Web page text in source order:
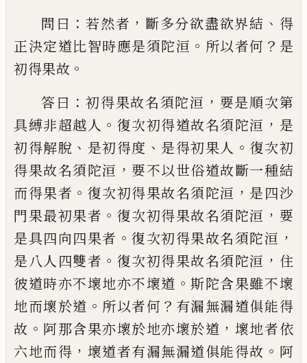
問 曰 ：若然者 ， 斷多分欲盡欲界結 、 得
正決定道比智時應是須陀洹 。 所以者何 ？ 是
初得果故 。
答曰 ：初得果故名須陀洹 ， 要是順次第
具縛非超越人 。 復次初得道故名須陀洹 ， 是
初得解脫 、 是初得度 、 是得初果人 。 復次初
得果故名須陀洹 ，要不以世俗道故斷一種結
而得果者 。 復次初得果故名須陀洹 ， 是四沙
門果最初果者 。 復次初得果故名須陀洹 ， 要
是具四向四果者 。復次初得果故名須陀洹 ，
是八人四雙者 。 復次初得果故名須陀洹 ， 住
彼道時亦不壞地亦不壞道 。斯陀含果雖不壞
地而壞於道 。 所以者何 ？ 有漏無漏道俱能得
故 。 阿那含果亦壞於地亦壞於道 ， 壞地者依
六地而得 ， 壞道者有漏無漏道俱能得故 。 阿